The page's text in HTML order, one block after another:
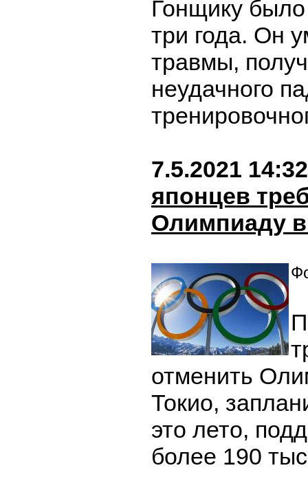
Гонщику
три года. Он
травмы,
неудачного
7.5.2021 14:32
японцев
Олимпиаду
отменить
Токио,
это лето,
более 190